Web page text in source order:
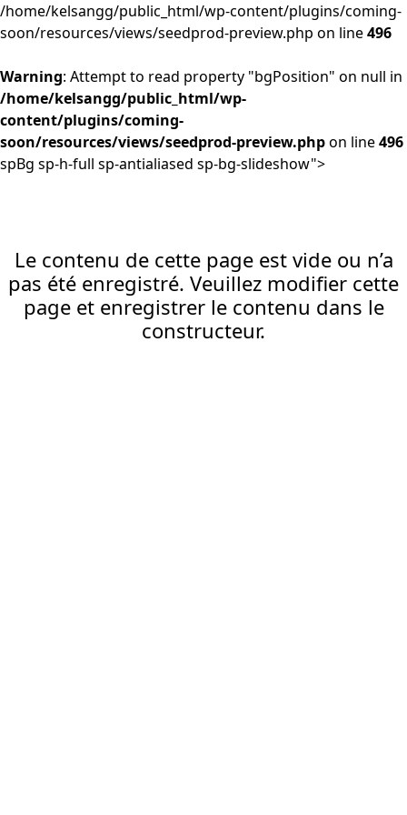
/home/kelsangg/public_html/wp-content/plugins/coming-
soon/resources/views/seedprod-preview.php on line496
Warning: Attempt to read property "bgPosition" on null in
/home/kelsangg/public_html/wp-
content/plugins/coming-
soon/resources/views/seedprod-preview.phpon line496
spBg sp-h-full sp-antialiased sp-bg-slideshow">
Le contenu de cette page est vide ou n’a
pas été enregistré. Veuillez modifier cette
page et enregistrer le contenu dans le
constructeur.